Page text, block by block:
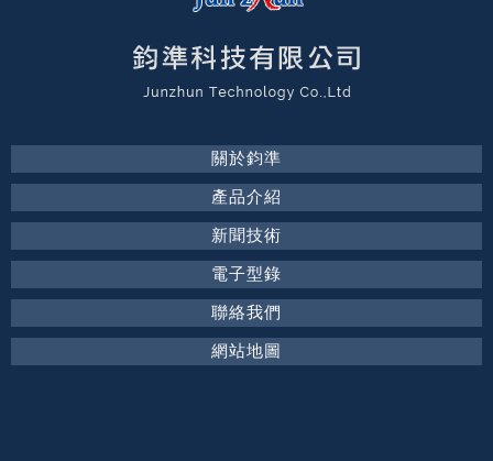
關於鈞準
產品介紹
新聞技術
電子型錄
聯絡我們
網站地圖